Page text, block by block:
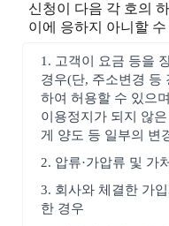
신청이 다음 각 호의
이에 응하지 아니할
1. 고객이 요금 등을
경우(단, 주소변경 등
하여 허용할 수 있으
이용정지가 되지 않
게 양도 등 일부의 변
2. 압류·가압류 및 가
3. 회사와 체결한 가
한 경우